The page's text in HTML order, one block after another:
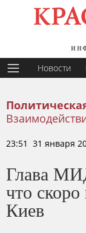
Новости
23:51 31 января
Глава
что
Киев